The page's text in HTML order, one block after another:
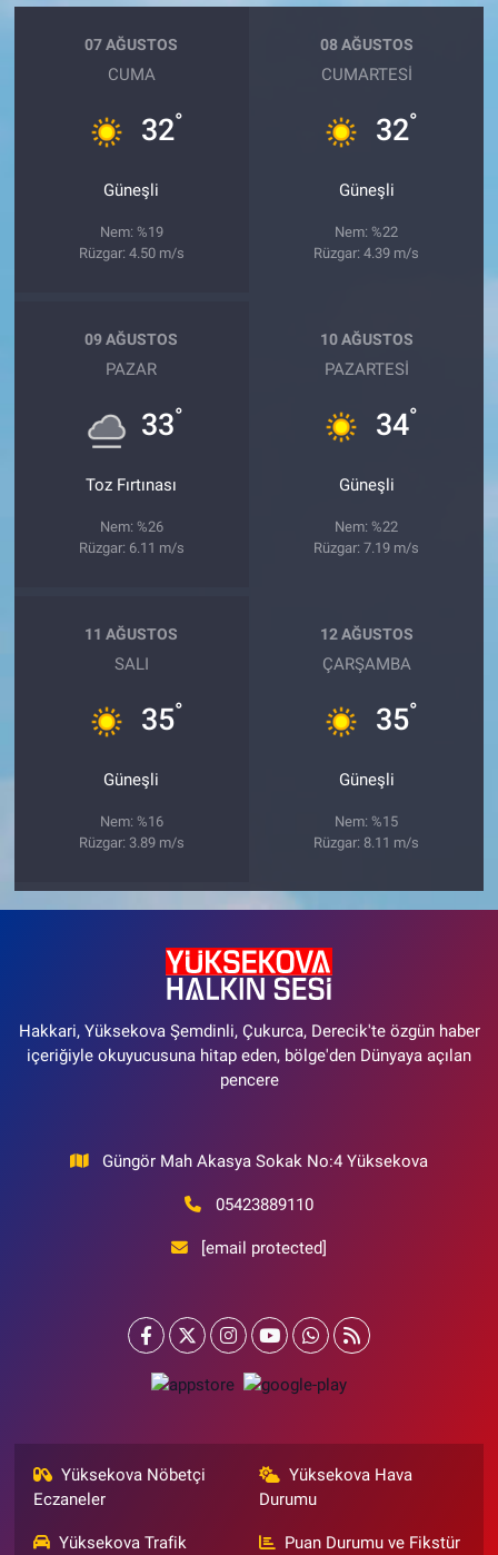
07 AĞUSTOS
CUMA
32°
Güneşli
Nem: %19
Rüzgar: 4.50 m/s
08 AĞUSTOS
CUMARTESI
32°
Güneşli
Nem: %22
Rüzgar: 4.39 m/s
09 AĞUSTOS
PAZAR
33°
Toz Fırtınası
Nem: %26
Rüzgar: 6.11 m/s
10 AĞUSTOS
PAZARTESI
34°
Güneşli
Nem: %22
Rüzgar: 7.19 m/s
11 AĞUSTOS
SALI
35°
Güneşli
Nem: %16
Rüzgar: 3.89 m/s
12 AĞUSTOS
ÇARŞAMBA
35°
Güneşli
Nem: %15
Rüzgar: 8.11 m/s
Hakkari, Yüksekova Şemdinli, Çukurca, Derecik'te özgün haber
içeriğiyle okuyucusuna hitap eden, bölge'den Dünyaya açılan
pencere
Güngör Mah Akasya Sokak No:4 Yüksekova
05423889110
[email protected]
Yüksekova Nöbetçi
Eczaneler
Yüksekova Hava
Durumu
Yüksekova Trafik Puan Durumu ve Fikstür